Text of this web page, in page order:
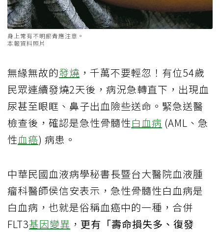
身上常有不明瘀青應注意。
本報資料照片
無緣無故的發燒 ，千萬不要輕忽！有位54歲
民眾連續發燒2天後，病況急轉直下，出現血
尿甚至眼眶、鼻子出血險些送命。緊急送醫
檢查後，確認是急性骨髓性白血病 (AML、急
性血癌) 病患。
中華民國血液病學秘書長暨台大醫院血液腫
瘤科醫師侯信安表示，急性骨髓性白血病是
白血病，也就是俗稱血癌中的一種，合併
FLT3基因變異 ， 更有「壽命損失多、復發